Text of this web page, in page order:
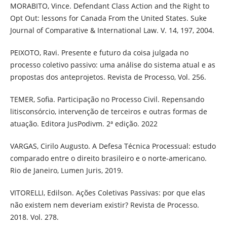
MORABITO, Vince. Defendant Class Action and the Right to
Opt Out: lessons for Canada From the United States. Suke
Journal of Comparative & International Law. V. 14, 197, 2004.
PEIXOTO, Ravi. Presente e futuro da coisa julgada no
processo coletivo passivo: uma análise do sistema atual e as
propostas dos anteprojetos. Revista de Processo, Vol. 256.
TEMER, Sofia. Participação no Processo Civil. Repensando
litisconsórcio, intervenção de terceiros e outras formas de
atuação. Editora JusPodivm. 2ª edição. 2022
VARGAS, Cirilo Augusto. A Defesa Técnica Processual: estudo
comparado entre o direito brasileiro e o norte-americano.
Rio de Janeiro, Lumen Juris, 2019.
VITORELLI, Edilson. Ações Coletivas Passivas: por que elas
não existem nem deveriam existir? Revista de Processo.
2018. Vol. 278.